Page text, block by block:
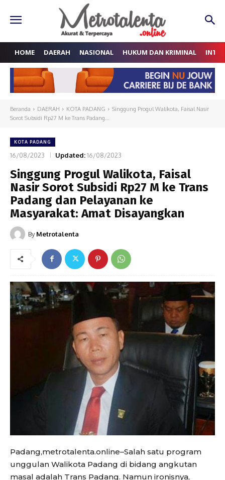
HOME DAERAH NASIONAL HUKUM DAN KRIMINAL
Beranda DAERAH KOTA PADANG
Singgung Progul Walikota, Faisal Nasir
Sorot Subsidi Rp27 M ke Trans Padang...
KOTA PADANG
16/08/2023 Updated:16/08/2023
Singgung Progul Walikota, Faisal
Nasir Sorot Subsidi Rp27 M ke Trans
Padang dan Pelayanan ke
Masyarakat: Amat Disayangkan
By Metrotalenta
Padang,metrotalenta.online–Salah satu program
unggulan Walikota Padang di bidang angkutan
masal adalah Trans Padang. Namun ironisnya,